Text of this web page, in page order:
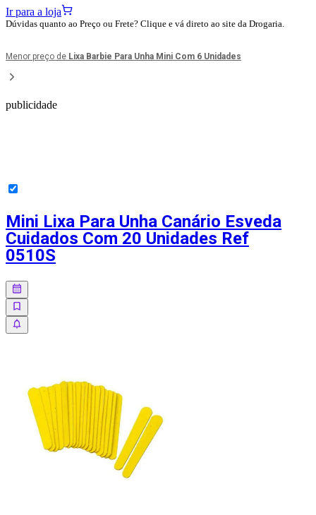
Ir para a loja
Dúvidas quanto ao Preço ou Frete? Clique e vá direto ao site da Drogaria.
Menor preço de Lixa Barbie Para Unha Mini Com 6 Unidades
publicidade
Mini Lixa Para Unha Canário Esveda
Cuidados Com 20 Unidades Ref
0510S